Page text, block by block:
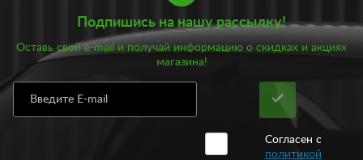
экстерьер пикапа и дополняют образ динамическими и
агрессивными чертами. Однако вместе с решеткой дуги
выполняют защитную функцию. Установка такого аксессуара
позволяет не только усилить жесткость кузова, но и защитить
заднее стекло от повреждений во время перевозки различных
грузов.
Дуги багажника отвечают таким характеристикам как:
прочность и функциональность. В основном они изготовлены
из стали с полимерно-порошковым или нержавеющим
Подпишись на нашу рассылку!
Оставь свой e-mail и получай информацию о скидках и акциях
магазина!
Согласен с
политикой